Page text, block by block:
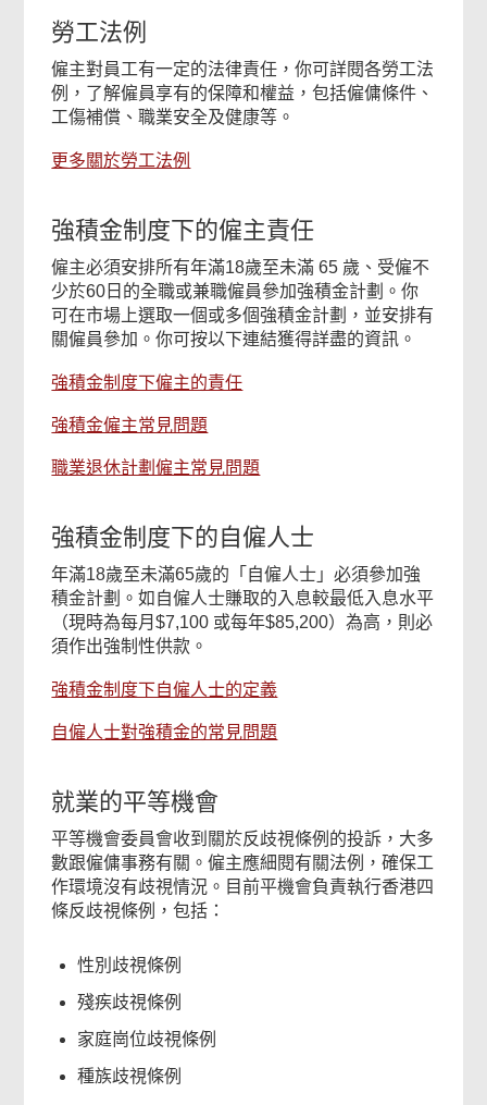
勞工法例
僱主對員工有一定的法律責任，你可詳閱各勞工法
例，了解僱員享有的保障和權益，包括僱傭條件、
工傷補償、職業安全及健康等。
更多關於勞工法例
強積金制度下的僱主責任
僱主必須安排所有年滿18歲至未滿 65 歲、受僱不
少於60日的全職或兼職僱員參加強積金計劃。你
可在市場上選取一個或多個強積金計劃，並安排有
關僱員參加。你可按以下連結獲得詳盡的資訊。
強積金制度下僱主的責任
強積金僱主常見問題
職業退休計劃僱主常見問題
強積金制度下的自僱人士
年滿18歲至未滿65歲的「自僱人士」必須參加強
積金計劃。如自僱人士賺取的入息較最低入息水平
（現時為每月$7,100 或每年$85,200）為高，則必
須作出強制性供款。
強積金制度下自僱人士的定義
自僱人士對強積金的常見問題
就業的平等機會
平等機會委員會收到關於反歧視條例的投訴，大多
數跟僱傭事務有關。僱主應細閱有關法例，確保工
作環境沒有歧視情況。目前平機會負責執行香港四
條反歧視條例，包括：
性別歧視條例
殘疾歧視條例
家庭崗位歧視條例
種族歧視條例